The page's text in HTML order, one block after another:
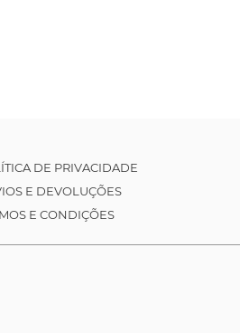
DE PRIVACIDADE
E DEVOLUÇÕES
E CONDIÇÕES